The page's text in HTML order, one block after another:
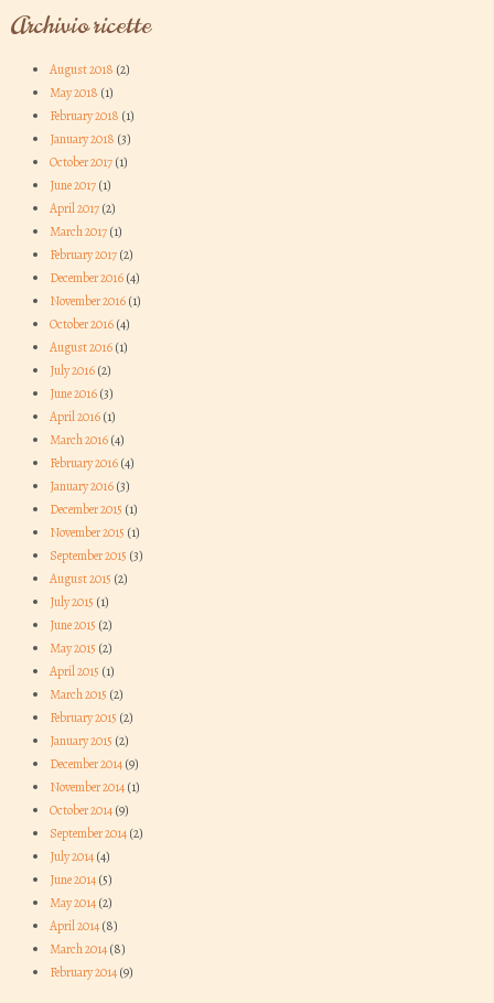
Archivio ricette
August 2018 (2)
May 2018 (1)
February 2018 (1)
January 2018 (3)
October 2017(1)
June 2017(1)
April 2017(2)
March 2017(1)
February 2017(2)
December 2016(4)
November 2016(1)
October 2016(4)
August 2016(1)
July 2016(2)
June 2016(3)
April 2016(1)
March 2016(4)
February 2016(4)
January 2016(3)
December 2015 (1)
November 2015 (1)
September 2015 (3)
August 2015 (2)
July 2015 (1)
June 2015 (2)
May 2015 (2)
April 2015 (1)
March 2015 (2)
February 2015 (2)
January 2015 (2)
December 2014(9)
November 2014(1)
October 2014(9)
September 2014(2)
July 2014(4)
June 2014(5)
May 2014(2)
April 2014(8)
March 2014(8)
February 2014(9)